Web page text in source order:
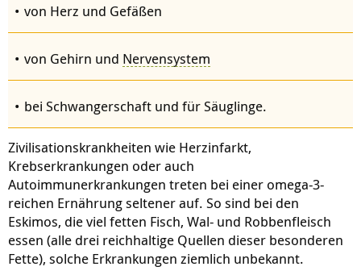
von Herz und Gefäßen
von Gehirn und Nervensystem
bei Schwangerschaft und für Säuglinge.
Zivilisationskrankheiten wie Herzinfarkt,
Krebserkrankungen oder auch
Autoimmunerkrankungen treten bei einer omega-3-
reichen Ernährung seltener auf. So sind bei den
Eskimos, die viel fetten Fisch, Wal- und Robbenfleisch
essen (alle drei reichhaltige Quellen dieser besonderen
Fette), solche Erkrankungen ziemlich unbekannt.